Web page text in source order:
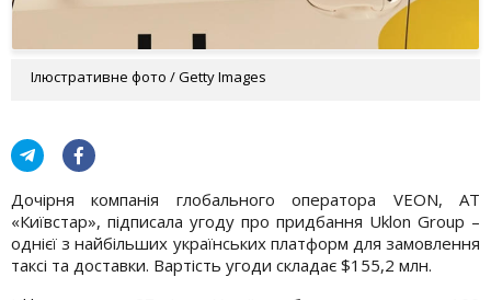
Ілюстративне фото / Getty Images
Дочірня компанія глобального оператора VEON, АТ
«Київстар», підписала угоду про придбання Uklon Group –
однієї з найбільших українських платформ для замовлення
таксі та доставки. Вартість угоди складає $155,2 млн.